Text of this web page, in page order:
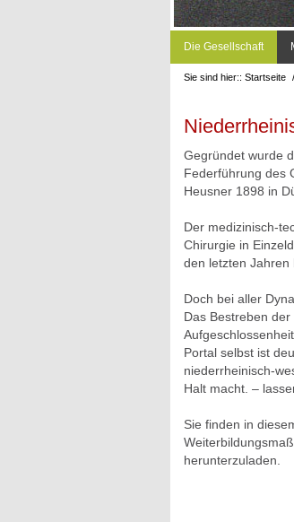
Die Gesellschaft
Sie sind hier:: Startseite /
Gegründet wurde
Federführung des
Heusner 1898 in
Der medizinisch-
Chirurgie in
den letzten Jahren
Doch bei aller
Das Bestreben
Portal selbst ist
niederrheinisch-
Halt macht. –
Sie finden in
herunterzuladen.